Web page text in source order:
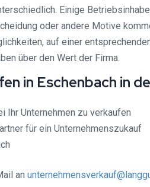
Einige
oder andere Motive
auf einer
über den Wert der Firma.
in Eschenbach in
Ihr Unternehmen zu verkaufen
für ein Unternehmenszukauf
an